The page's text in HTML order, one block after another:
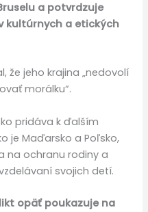
a potvrdzuje
kultúrnych a etických
že jeho krajina „nedovolí
morálku“.
pridáva k ďalším
je Maďarsko a Poľsko,
na ochranu rodiny a
svojich detí.
opäť poukazuje na